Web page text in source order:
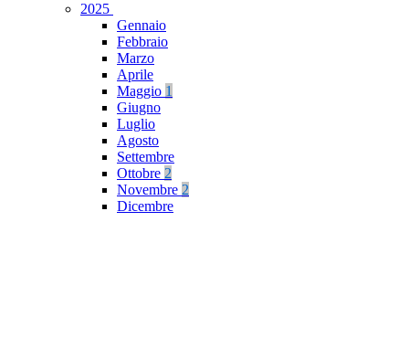
2025
Gennaio
Febbraio
Marzo
Aprile
Maggio 1
Giugno
Luglio
Agosto
Settembre
Ottobre 2
Novembre 2
Dicembre